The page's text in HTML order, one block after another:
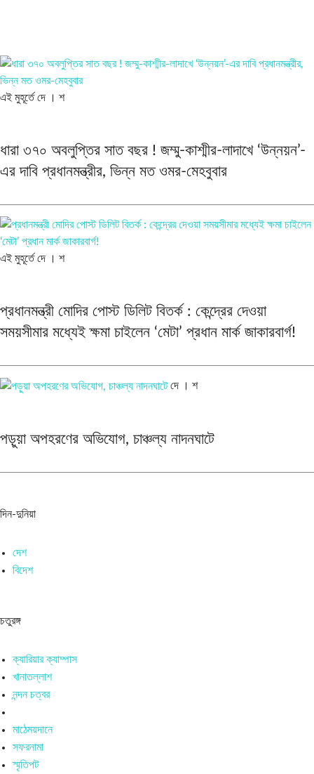
এই মুহূর্তে দে । শ
ধারা ৩৭০ অবলুপ্তির সাত বছর ! জম্মু-কাশ্মীর-লাদাখে ‘উন্নয়ন’-
এর দাবি প্রধানমন্ত্রীর, ভিন্ন মত ওমর-মেহবুবার
এই মুহূর্তে দে । শ
প্রধানমন্ত্রী মোদির পোস্ট ডিলিট বিতর্ক : কেন্দ্রের দেওয়া
সময়সীমার মধ্যেই ক্ষমা চাইলেন ‘মেটা’ প্রধান মার্ক জাকারবার্গ!
দে । শ
পড়ুয়া অপহরণের অভিযোগ, চাঞ্চল্য নাদনঘাটে
দিন-দুনিয়া
দেশ
বিদেশ
চতুরঙ্গ
ক্যারিয়ার ক্যাম্পাস
খানাতল্লাশ
নন্দন চত্বর
মাঠেময়দানে
সফরনামা
স্মৃতিপট